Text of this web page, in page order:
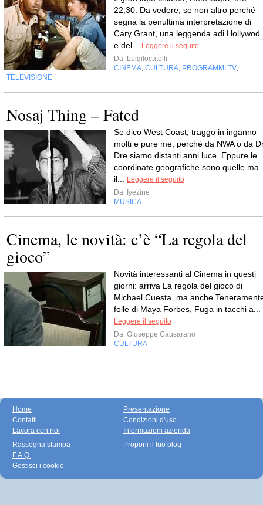
22,30. Da vedere, se non altro perché
segna la penultima interpretazione di
Cary Grant, una leggenda adi Hollywod
e del...
Leggere il seguito
Da Luigilocatelli
CINEMA CULTURA PROGRAMMI TV
TELEVISIONE
Nosaj Thing – Fated
Se dico West Coast, traggo in inganno
molti e pure me, perché da NWA o da
Dre siamo distanti anni luce. Eppure le
coordinate geografiche sono quelle ma
il...
Leggere il seguito
Da
Iyezine
MUSICA
Cinema, le novità: c’è “La regola del
gioco”
Novità interessanti al Cinema in questi
giorni: arriva La regola del gioco di
Michael Cuesta, ma anche
folle di Maya Forbes, Fuga in tacchi a...
Leggere il seguito
Da Giuseppe Causarano
CULTURA
Home
Contatti
Lavora con noi
Presentazione
Condizioni d'uso
Informazioni azienda
Rassegna stampa
F.A.Q.
Gestisci i cookie
Proponi il tuo blog